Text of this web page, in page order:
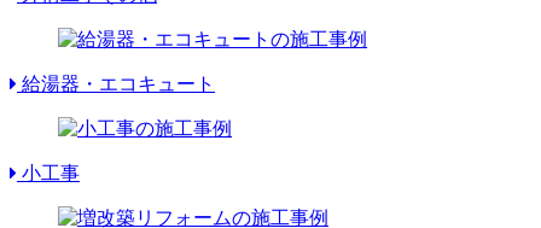
給湯器・エコキュート
小工事